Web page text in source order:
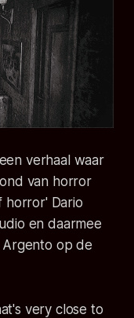
verhaal waar
van horror
horror' Dario
en daarmee
Argento op de
very close to